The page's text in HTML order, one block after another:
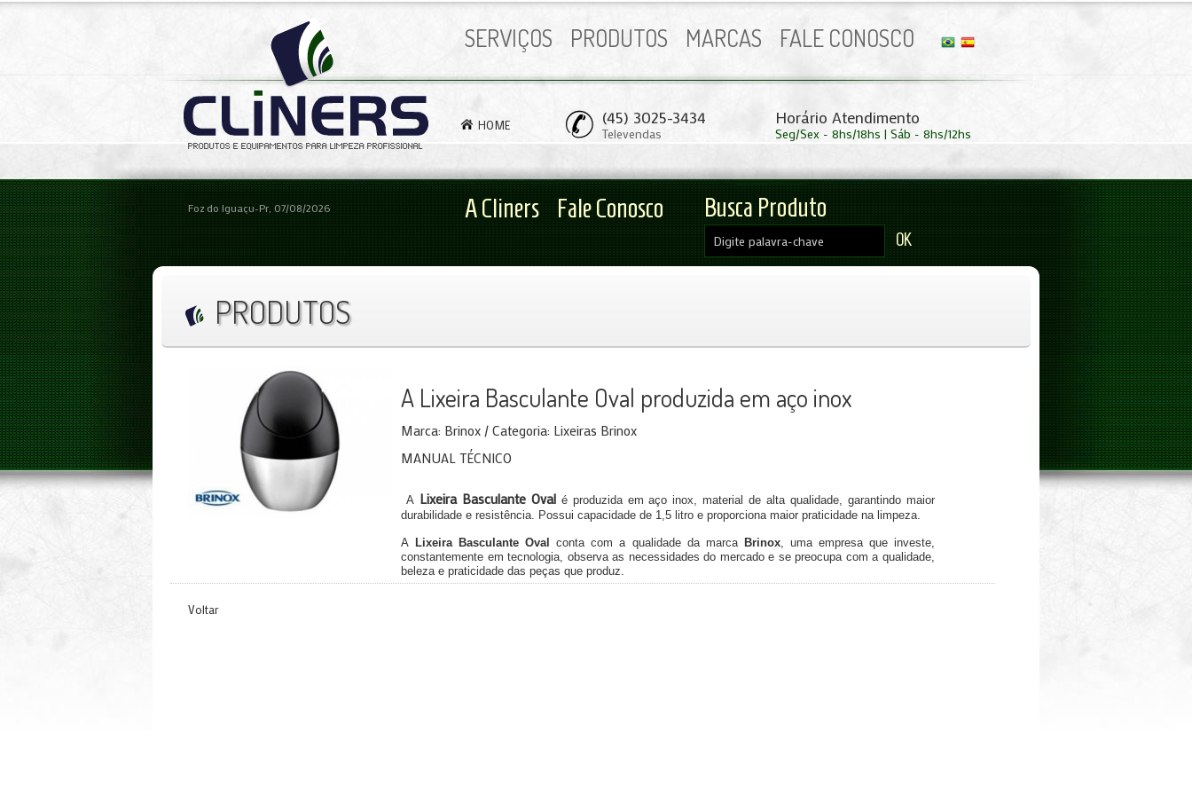
SERVIÇOS PRODUTOS MARCAS FALE CONOSCO
HOME (45) 3025-3434
Televendas
Horário Atendimento
Seg/Sex - 8hs/18hs | Sáb - 8hs/12hs
Foz do Iguaçu-Pr, 07/08/2026 A Cliners Fale Conosco Busca Produto
OK
PRODUTOS
A Lixeira Basculante Oval produzida em aço inox
Marca: Brinox / Categoria: Lixeiras Brinox
MANUAL TÉCNICO
A Lixeira Basculante Oval é produzida em aço inox, material de alta qualidade, garantindo maior
durabilidade e resistência. Possui capacidade de 1,5 litro e proporciona maior praticidade na limpeza.
A Lixeira Basculante Oval conta com a qualidade da marca Brinox, uma empresa que investe,
constantemente em tecnologia, observa as necessidades do mercado e se preocupa com a qualidade,
beleza e praticidade das peças que produz.
Voltar